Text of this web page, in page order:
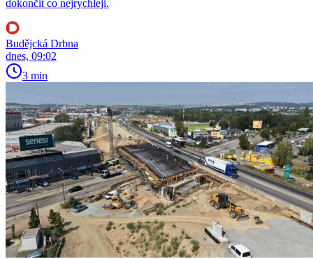
dokončit co nejrychleji.
Budějcká Drbna
dnes, 09:02
3 min